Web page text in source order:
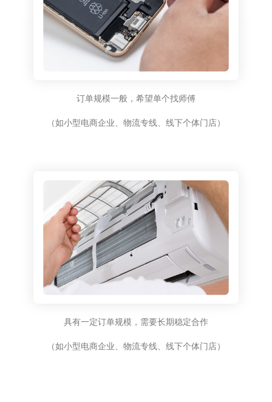
订单规模一般，希望单个找师傅
（如小型电商企业、物流专线、线下个体门店）
具有一定订单规模，需要长期稳定合作
（如小型电商企业、物流专线、线下个体门店）